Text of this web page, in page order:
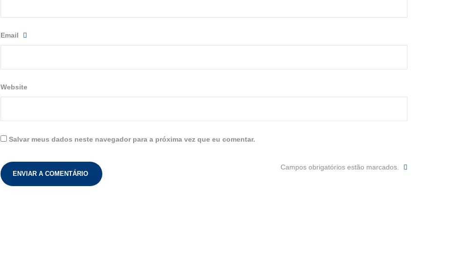
Email
Website
Salvar meus dados neste navegador para a próxima vez que eu comentar.
Campos obrigatórios estão marcados.